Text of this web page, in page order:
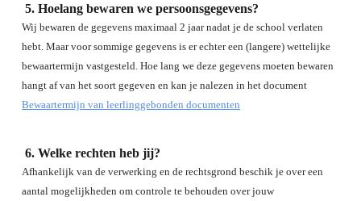
Hoelang bewaren we persoonsgegevens?
Wij bewaren de gegevens maximaal 2 jaar nadat je de school verlaten
hebt. Maar voor sommige gegevens is er echter een (langere) wettelijke
bewaartermijn vastgesteld. Hoe lang we deze gegevens moeten bewaren
hangt af van het soort gegeven en kan je nalezen in het document
Bewaartermijn van leerlinggebonden documenten
Welke rechten heb jij?
Afhankelijk van de verwerking en de rechtsgrond beschik je over een
aantal mogelijkheden om controle te behouden over jouw